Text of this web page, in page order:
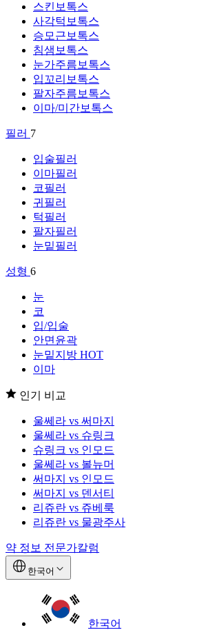
스킨보톡스
사각턱보톡스
승모근보톡스
침샘보톡스
눈가주름보톡스
입꼬리보톡스
팔자주름보톡스
이마/미간보톡스
필러 7
입술필러
이마필러
코필러
귀필러
턱필러
팔자필러
눈밑필러
성형 6
눈
코
입/입술
안면윤곽
눈밑지방 HOT
이마
인기 비교
울쎄라 vs 써마지
울쎄라 vs 슈링크
슈링크 vs 인모드
울쎄라 vs 볼뉴머
써마지 vs 인모드
써마지 vs 덴서티
리쥬란 vs 쥬베룩
리쥬란 vs 물광주사
약 정보 전문가칼럼
한국어
한국어